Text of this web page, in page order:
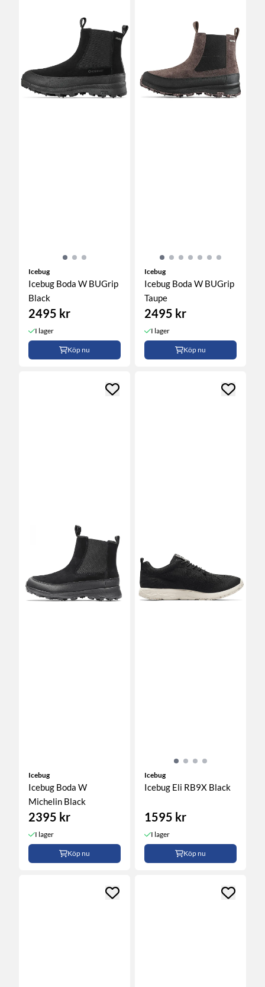
Icebug
Icebug Boda W BUGrip
Black
2495 kr
I lager
Köp nu
Icebug
Icebug Boda W BUGrip
Taupe
2495 kr
I lager
Köp nu
Icebug
Icebug Boda W
Michelin Black
2395 kr
I lager
Köp nu
Icebug
Icebug Eli RB9X Black
1595 kr
I lager
Köp nu